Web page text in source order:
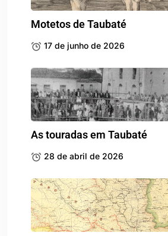
Motetos de Taubaté
17 de junho de 2026
As touradas em Taubaté
28 de abril de 2026